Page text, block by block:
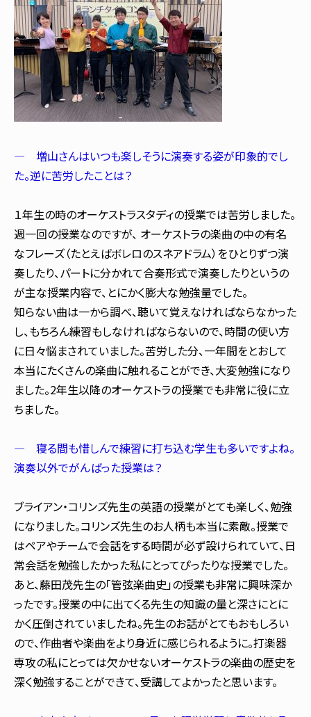
― 増山さんはいつも楽しそうに演奏する姿が印象的でし
た。逆に苦労したことは？
１年生の時のオーケストラスタディの授業では苦労しました。
週一回の授業なのですが、 オーケストラの楽曲の中の有名
なフレーズ（たとえばボレロのスネアドラム）をひとりずつ演
奏したり、パートに分かれて合奏形式で演奏したりというの
が主な授業内容で、とにかく膨大な勉強量でした。
知らない曲は一から調べ、聴いて覚えなければならなかった
し、もちろん練習もしなければならないので、時間の使い方
に日々悩まされていました。苦労した分、一年間をとおして
本当にたくさんの楽曲に触れることができ、大変勉強になり
ました。2年生以降のオーケストラの授業でも非常に役に立
ちました。
― 寝る間も惜しんで練習に打ち込む学生も多いですよね。
演奏以外でがんばった授業は？
ブライアン・コリンズ先生の英語の授業がとても楽しく、勉強
になりました。コリンズ先生のお人柄も本当に素敵。授業で
はペアやチームで会話をする時間が必ず設けられていて、日
常会話を勉強したかった私にとってぴったりな授業でした。
あと、藤田茂先生の「管弦楽曲史」の授業も非常に興味深か
ったです。授業の中に出てくる先生の知識の量と深さにとに
かく圧倒されていましたね。先生のお話がとてもおもしろい
ので、作曲者や楽曲をより身近に感じられるように。打楽器
専攻の私にとっては欠かせないオーケストラの楽曲の歴史を
深く勉強することができて、受講してよかったと思います。